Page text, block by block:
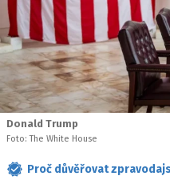
Donald Trump
Foto: The White House
Proč důvěřovat